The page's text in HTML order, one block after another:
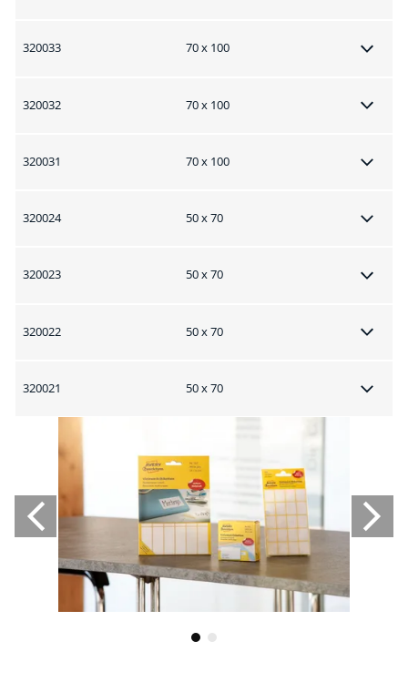
320033 70 x 100
320032 70 x 100
320031 70 x 100
320024 50 x 70
320023 50 x 70
320022 50 x 70
320021 50 x 70